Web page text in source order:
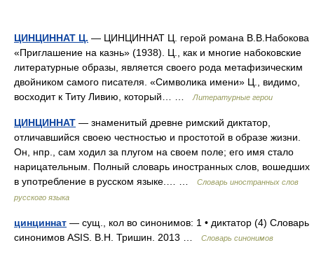
ЦИНЦИННАТ Ц. — ЦИНЦИННАТ Ц. герой романа В.В.Набокова
«Приглашение на казнь» (1938). Ц., как и многие набоковские
литературные образы, является своего рода метафизическим
двойником самого писателя. «Символика имени» Ц., видимо,
восходит к Титу Ливию, который… …
Литературные герои
ЦИНЦИННАТ — знаменитый древне римский диктатор,
отличавшийся своею честностью и простотой в образе жизни.
Он, нпр., сам ходил за плугом на своем поле; его имя стало
нарицательным. Полный словарь иностранных слов, вошедших
в употребление в русском языке.… …
Словарь иностранных слов
русского языка
цинциннат — сущ., кол во синонимов: 1 • диктатор (4) Словарь
синонимов ASIS. В.Н. Тришин. 2013 …
Словарь синонимов